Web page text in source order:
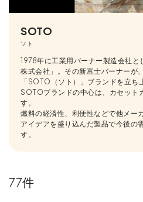
SOTO
ソト
1978年に工業用バーナー製造会社と
株式会社」。その新富士バーナーが
「SOTO（ソト）」ブランドを立ち
SOTOブランドの中心は、カセット
す。
燃料の経済性、利便性などで他メー
アイデアを盛り込んだ製品で今後の
す。
77